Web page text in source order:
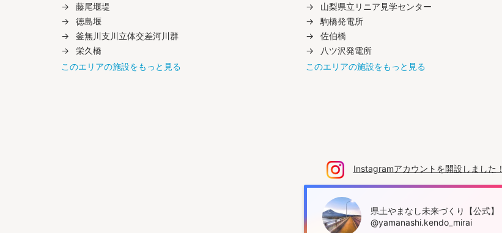
藤尾堰堤
徳島堰
釜無川支川立体交差河川群
栄久橋
このエリアの施設をもっと見る
山梨県立リニア見学センター
駒橋発電所
佐伯橋
八ツ沢発電所
このエリアの施設をもっと見る
Instagramアカウントを開設しました！
県土やまなし未来づくり【公式】
@yamanashi.kendo_mirai